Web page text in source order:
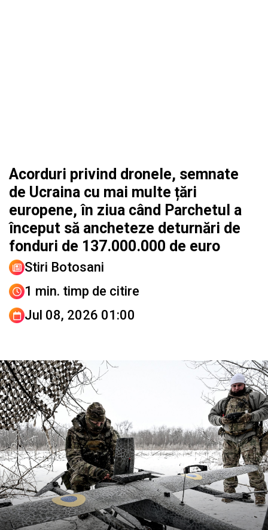
Acorduri privind dronele, semnate
de Ucraina cu mai multe țări
europene, în ziua când Parchetul a
început să ancheteze deturnări de
fonduri de 137.000.000 de euro
Stiri Botosani
1 min. timp de citire
Jul 08, 2026 01:00